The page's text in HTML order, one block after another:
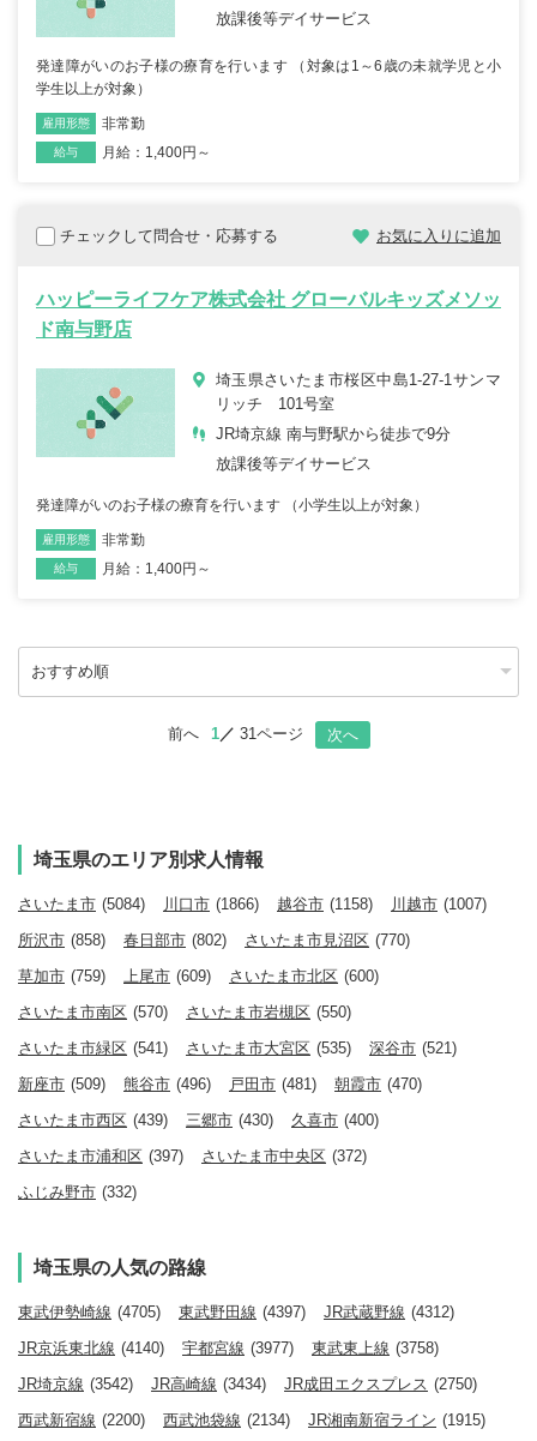
放課後等デイサービス
発達障がいのお子様の療育を行います （対象は1～6歳の未就学児と小
学生以上が対象）
職種
雇用形態 非常勤
給与 月給：1,400円～
チェックして問合せ・応募する お気に入りに追加
ハッピーライフケア株式会社 グローバルキッズメソッ
ド南与野店
埼玉県さいたま市桜区中島1-27-1サンマ
リッチ 101号室
JR埼京線 南与野駅から徒歩で9分
放課後等デイサービス
発達障がいのお子様の療育を行います （小学生以上が対象）
職種
雇用形態 非常勤
給与 月給：1,400円～
前へ 1 31ページ 次へ
埼玉県のエリア別求人情報
さいたま市 (5084) 川口市 (1866) 越谷市 (1158) 川越市 (1007)
所沢市 (858) 春日部市 (802) さいたま市見沼区 (770)
草加市 (759) 上尾市 (609) さいたま市北区 (600)
さいたま市南区 (570) さいたま市岩槻区 (550)
さいたま市緑区 (541) さいたま市大宮区 (535) 深谷市 (521)
新座市 (509) 熊谷市 (496) 戸田市 (481) 朝霞市 (470)
さいたま市西区 (439) 三郷市 (430) 久喜市 (400)
さいたま市浦和区 (397) さいたま市中央区 (372)
ふじみ野市 (332)
埼玉県の人気の路線
東武伊勢崎線 (4705) 東武野田線 (4397) JR武蔵野線 (4312)
JR京浜東北線 (4140) 宇都宮線 (3977) 東武東上線 (3758)
JR埼京線 (3542) JR高崎線 (3434) JR成田エクスプレス (2750)
西武新宿線 (2200) 西武池袋線 (2134) JR湘南新宿ライン (1915)